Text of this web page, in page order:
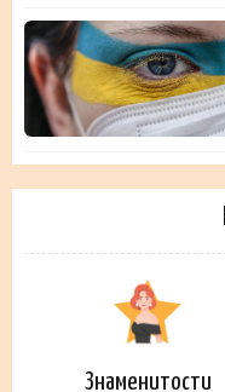
Знаменитости